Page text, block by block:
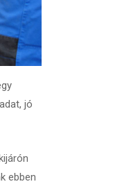
jó
ebben